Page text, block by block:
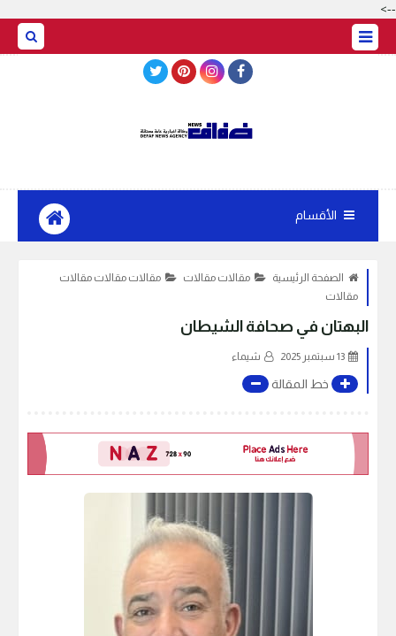
-->
الأقسام
الصفحة الرئيسية مقالات مقالات
مقالات مقالات مقالات
مقالات
البهتان في صحافة الشيطان
13 سبتمبر 2025 شيماء
خط المقالة